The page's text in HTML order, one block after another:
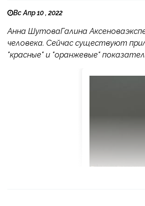
Вс Апр 10 , 2022
Анна ШутоваГалина
человека. Сейчас существуют
"красные" и "оранжевые"